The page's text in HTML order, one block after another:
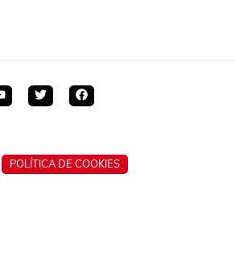
POLÍTICA DE COOKIES